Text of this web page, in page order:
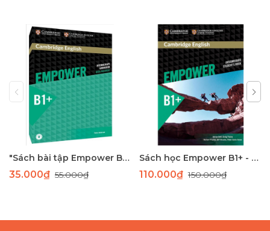
"Sách bài tập Empower B1+ - Tài liệu học tiếng Anh trung cấp Cambridge"
35.000₫ 55.000₫
Sách học Empower B1+ - Giáo trình học tiếng Anh giao tiếp trình độ B1+
110.000₫150.000₫